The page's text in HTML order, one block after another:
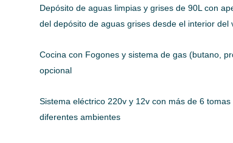
Depósito de aguas limpias y grises de 90L con
del depósito de aguas grises desde el interior del
Cocina con Fogones y sistema de gas (butano,
opcional
Sistema eléctrico 220v y 12v con más de 6
diferentes ambientes